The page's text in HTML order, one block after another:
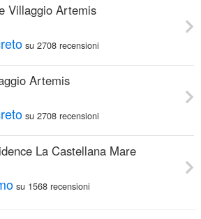
Villaggio Artemis
su 2708 recensioni
Artemis
su 2708 recensioni
La Castellana Mare
su 1568 recensioni